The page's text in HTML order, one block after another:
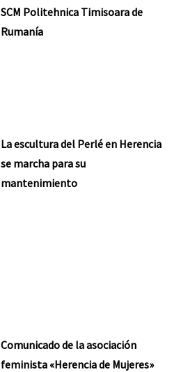
SCM Politehnica Timisoara de
Rumanía
La escultura del Perlé en Herencia
se marcha para su
mantenimiento
Comunicado de la asociación
feminista «Herencia de Mujeres»